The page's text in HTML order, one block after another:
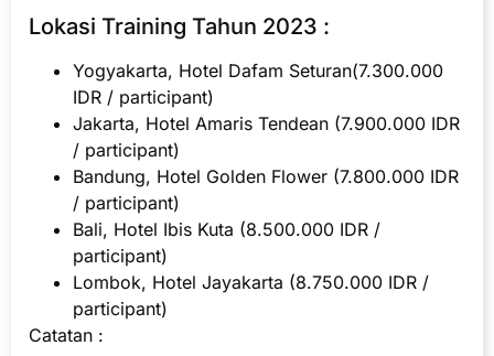
Lokasi Training Tahun 2023 :
Yogyakarta, Hotel Dafam Seturan(7.300.000
IDR / participant)
Jakarta, Hotel Amaris Tendean (7.900.000 IDR
/ participant)
Bandung, Hotel Golden Flower (7.800.000 IDR
/ participant)
Bali, Hotel Ibis Kuta (8.500.000 IDR /
participant)
Lombok, Hotel Jayakarta (8.750.000 IDR /
participant)
Catatan :